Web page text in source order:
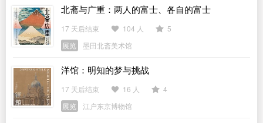
北斋与广重：两人的富士、各自的富士
17 天后结束 104 人
5
展览
墨田北斋美术馆
洋馆：明知的梦与挑战
17 天后结束 16 人
4
展览
江户东京博物馆